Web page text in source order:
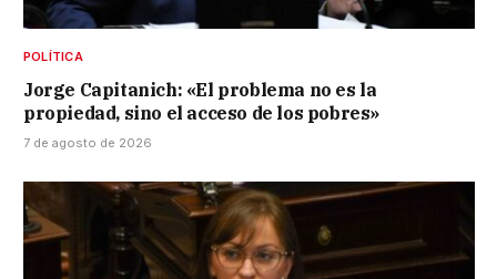
POLÍTICA
Jorge Capitanich: «El problema no es la
propiedad, sino el acceso de los pobres»
7 de agosto de 2026